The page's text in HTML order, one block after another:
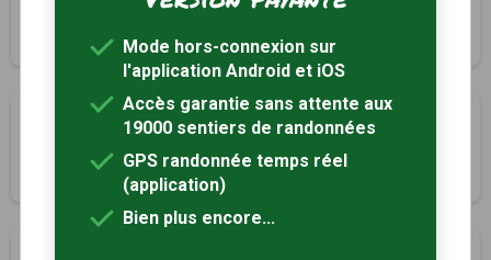
Listrac-de-Durèze, Gironde (33)
7 km Tracé GPS
Entre Garonne et canal
6.1 km Tracé GPS
Boucle locale du Médier
Mode hors-connexion sur
l'application Android et iOS
Accès garantie sans attente aux
19000 sentiers de randonnées
GPS randonnée temps réel
(application)
Bien plus encore...